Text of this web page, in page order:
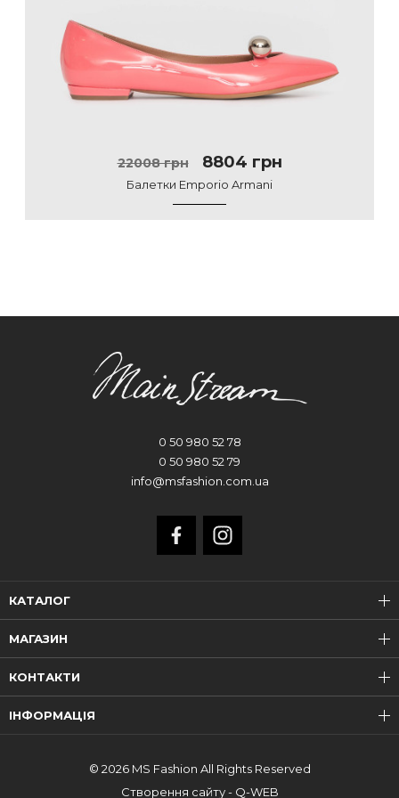
22008 грн 8804 грн
Балетки Emporio Armani
КАТАЛОГ
МАГАЗИН
0 50 980 52 78
0 50 980 52 79
info@msfashion.com.ua
КОНТАКТИ
ІНФОРМАЦІЯ
© 2026 MS Fashion All Rights Reserved
Створення сайту - Q-WEB